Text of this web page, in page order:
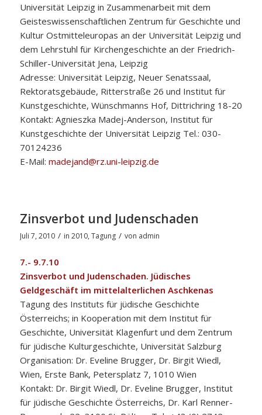
Universität Leipzig in Zusammenarbeit mit dem
Geisteswissenschaftlichen Zentrum für Geschichte und
Kultur Ostmitteleuropas an der Universität Leipzig und
dem Lehrstuhl für Kirchengeschichte an der Friedrich-
Schiller-Universität Jena, Leipzig
Adresse: Universität Leipzig, Neuer Senatssaal,
Rektoratsgebäude, Ritterstraße 26 und Institut für
Kunstgeschichte, Wünschmanns Hof, Dittrichring 18-20
Kontakt: Agnieszka Madej-Anderson, Institut für
Kunstgeschichte der Universität Leipzig Tel.: 030-
70124236
E-Mail: madejand@rz.uni-leipzig.de
Zinsverbot und Judenschaden
Juli 7, 2010 / in 2010,Tagung / von admin
7.- 9.7.10
Zinsverbot und Judenschaden. Jüdisches
Geldgeschäft im mittelalterlichen Aschkenas
Tagung des Instituts für jüdische Geschichte
Österreichs; in Kooperation mit dem Institut für
Geschichte, Universität Klagenfurt und dem Zentrum
für jüdische Kulturgeschichte, Universität Salzburg
Organisation: Dr. Eveline Brugger, Dr. Birgit Wiedl,
Wien, Erste Bank, Petersplatz 7, 1010 Wien
Kontakt: Dr. Birgit Wiedl, Dr. Eveline Brugger, Institut
für jüdische Geschichte Österreichs, Dr. Karl Renner-